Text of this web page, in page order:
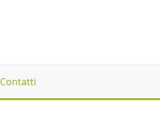
Contatti